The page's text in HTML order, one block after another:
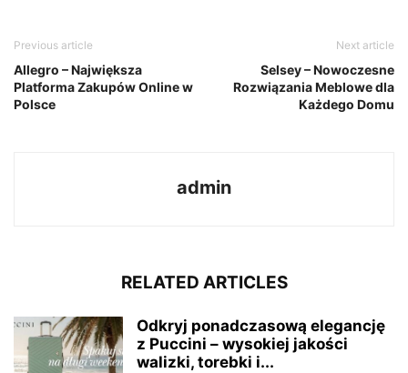
Previous article
Allegro – Największa
Platforma Zakupów Online w
Polsce
Next article
Selsey – Nowoczesne
Rozwiązania Meblowe dla
Każdego Domu
admin
RELATED ARTICLES
Odkryj ponadczasową elegancję
z Puccini – wysokiej jakości
walizki, torebki i...